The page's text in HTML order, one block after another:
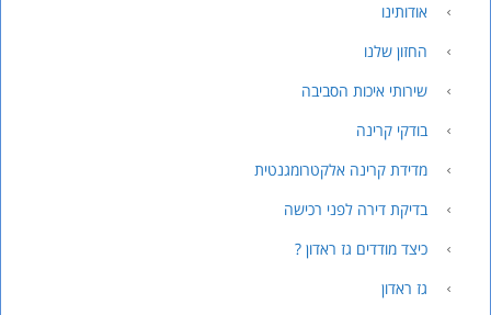
אודותינו
החזון שלנו
שירותי איכות הסביבה
בודקי קרינה
מדידת קרינה אלקטרומגנטית
בדיקת דירה לפני רכישה
כיצד מודדים גז ראדון ?
גז ראדון